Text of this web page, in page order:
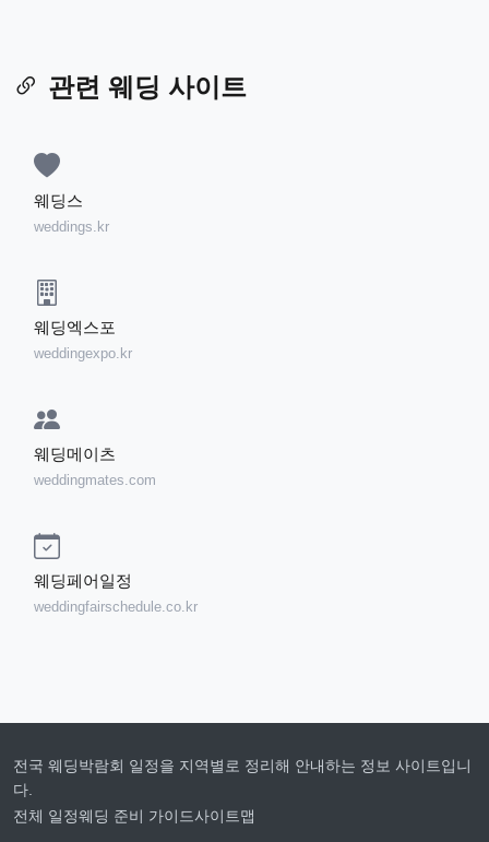
관련 웨딩 사이트
웨딩스
weddings.kr
웨딩엑스포
weddingexpo.kr
웨딩메이츠
weddingmates.com
웨딩페어일정
weddingfairschedule.co.kr
전국 웨딩박람회 일정을 지역별로 정리해 안내하는 정보 사이트입니
다.
전체 일정웨딩 준비 가이드사이트맵